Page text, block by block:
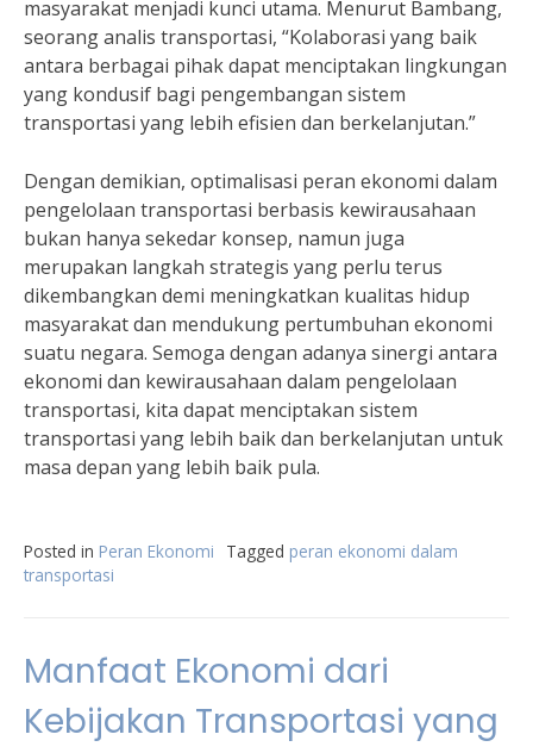
masyarakat menjadi kunci utama. Menurut Bambang,
seorang analis transportasi, “Kolaborasi yang baik
antara berbagai pihak dapat menciptakan lingkungan
yang kondusif bagi pengembangan sistem
transportasi yang lebih efisien dan berkelanjutan.”
Dengan demikian, optimalisasi peran ekonomi dalam
pengelolaan transportasi berbasis kewirausahaan
bukan hanya sekedar konsep, namun juga
merupakan langkah strategis yang perlu terus
dikembangkan demi meningkatkan kualitas hidup
masyarakat dan mendukung pertumbuhan ekonomi
suatu negara. Semoga dengan adanya sinergi antara
ekonomi dan kewirausahaan dalam pengelolaan
transportasi, kita dapat menciptakan sistem
transportasi yang lebih baik dan berkelanjutan untuk
masa depan yang lebih baik pula.
Posted in Peran Ekonomi Tagged peran ekonomi dalam
transportasi
Manfaat Ekonomi dari
Kebijakan Transportasi yang